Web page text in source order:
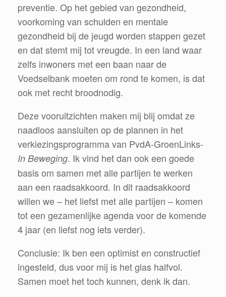
preventie. Op het gebied van gezondheid,
voorkoming van schulden en mentale
gezondheid bij de jeugd worden stappen gezet
en dat stemt mij tot vreugde. In een land waar
zelfs inwoners met een baan naar de
Voedselbank moeten om rond te komen, is dat
ook met recht broodnodig.
Deze vooruitzichten maken mij blij omdat ze
naadloos aansluiten op de plannen in het
verkiezingsprogramma van PvdA-GroenLinks-
In Beweging. Ik vind het dan ook een goede
basis om samen met alle partijen te werken
aan een raadsakkoord. In dit raadsakkoord
willen we – het liefst met alle partijen – komen
tot een gezamenlijke agenda voor de komende
4 jaar (en liefst nog iets verder).
Conclusie: Ik ben een optimist en constructief
ingesteld, dus voor mij is het glas halfvol.
Samen moet het toch kunnen, denk ik dan.